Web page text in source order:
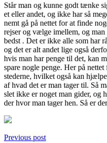
Står man og kunne godt tænke
et eller andet, og ikke har så
nemt gå på nettet for at finde
rejser og vælge imellem, og man
bedst . Det er ikke alle som har
og det er alt andet lige også
hvis man har penge til det, kan
spare nogle penge. Her på
stederne, hvilket også kan
af hvad det er man tager til. Så
slet ikke er noget man gider, og
der hvor man tager hen. Så er
Previous post